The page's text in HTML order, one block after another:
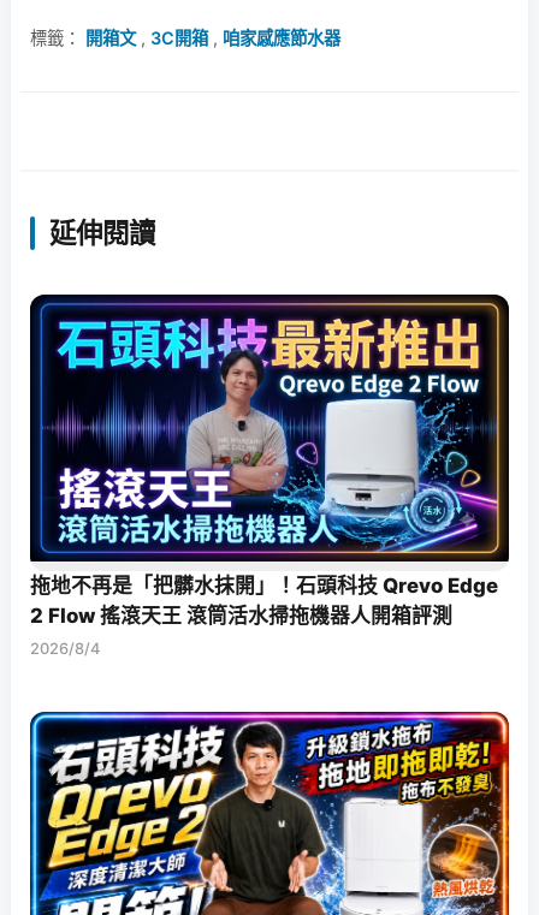
標籤： 開箱文, 3C開箱, 咱家感應節水器
延伸閱讀
拖地不再是「把髒水抹開」！石頭科技 Qrevo Edge
2 Flow 搖滾天王 滾筒活水掃拖機器人開箱評測
2026/8/4